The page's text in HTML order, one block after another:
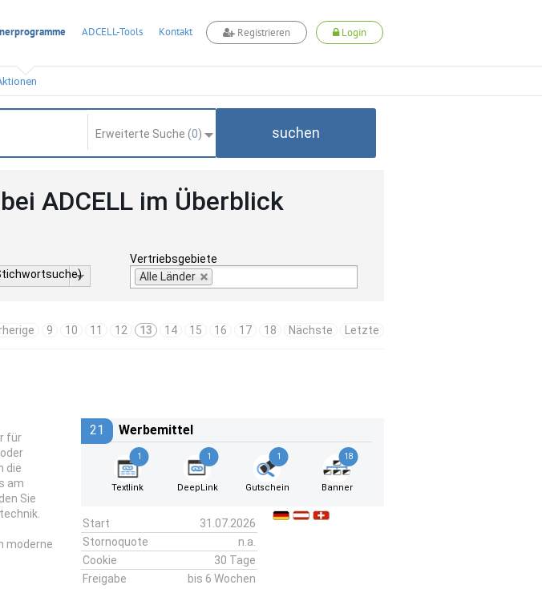
ADCELL-Tools Kontakt Registrieren Login
Erweiterte Suche (0) suchen
ADCELL im Überblick
Vertriebsgebiete
Alle Länder
9 10 11 12 13 14 15 16 17 18 Nächste Letzte
für
die
am
Sie
moderne
21 Werbemittel
1
Textlink
1
DeepLink
1
Gutschein
18
Banner
Start
31.07.2026
Stornoquote
n.a.
Cookie
30 Tage
Freigabe
bis 6 Wochen